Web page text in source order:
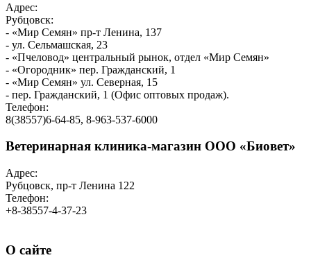
Адрес:
Рубцовск:
- «Мир Семян» пр-т Ленина, 137
- ул. Сельмашская, 23
- «Пчеловод» центральный рынок, отдел «Мир Семян»
- «Огородник» пер. Гражданский, 1
- «Мир Семян» ул. Северная, 15
- пер. Гражданский, 1 (Офис оптовых продаж).
Телефон:
8(38557)6-64-85, 8-963-537-6000
Ветеринарная клиника-магазин ООО «Биовет»
Адрес:
Рубцовск, пр-т Ленина 122
Телефон:
+8-38557-4-37-23
О сайте